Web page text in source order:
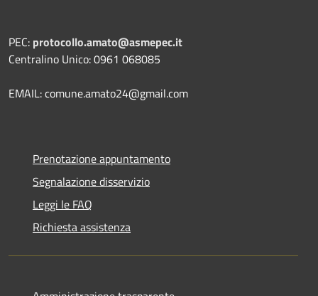
PEC: protocollo.amato@asmepec.it
Centralino Unico: 0961 068085
EMAIL: comune.amato24@gmail.com
Prenotazione appuntamento
Segnalazione disservizio
Leggi le FAQ
Richiesta assistenza